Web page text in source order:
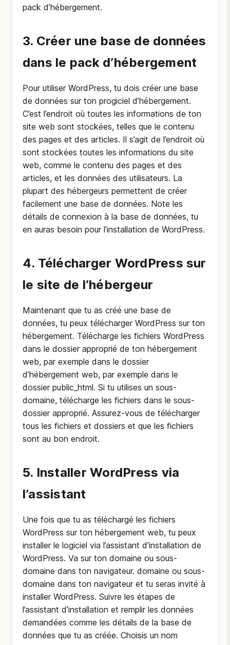
pack d’hébergement.
3. Créer une base de données
dans le pack d’hébergement
Pour utiliser WordPress, tu dois créer une base
de données sur ton progiciel d’hébergement.
C’est l’endroit où toutes les informations de ton
site web sont stockées, telles que le contenu
des pages et des articles. Il s’agit de l’endroit où
sont stockées toutes les informations du site
web, comme le contenu des pages et des
articles, et les données des utilisateurs. La
plupart des hébergeurs permettent de créer
facilement une base de données. Note les
détails de connexion à la base de données, tu
en auras besoin pour l’installation de WordPress.
4. Télécharger WordPress sur
le site de l’hébergeur
Maintenant que tu as créé une base de
données, tu peux télécharger WordPress sur ton
hébergement. Télécharge les fichiers WordPress
dans le dossier approprié de ton hébergement
web, par exemple dans le dossier
d’hébergement web, par exemple dans le
dossier public_html. Si tu utilises un sous-
domaine, télécharge les fichiers dans le sous-
dossier approprié. Assurez-vous de télécharger
tous les fichiers et dossiers et que les fichiers
sont au bon endroit.
5. Installer WordPress via
l’assistant
Une fois que tu as téléchargé les fichiers
WordPress sur ton hébergement web, tu peux
installer le logiciel via l’assistant d’installation de
WordPress. Va sur ton domaine ou sous-
domaine dans ton navigateur. domaine ou sous-
domaine dans ton navigateur et tu seras invité à
installer WordPress. Suivre les étapes de
l’assistant d’installation et remplir les données
demandées comme les détails de la base de
données que tu as créée. Choisis un nom